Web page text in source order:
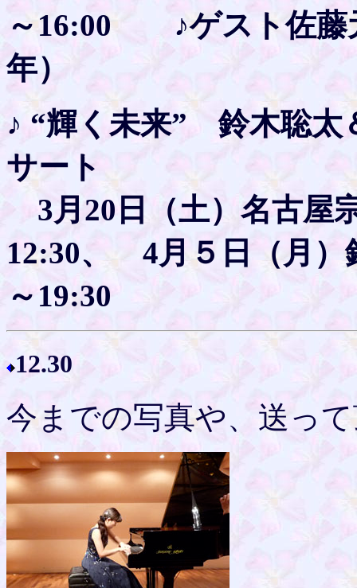
～16:00 ♪ゲスト佐藤
年）
♪ “輝く未来” 鈴木聡太
サート
3月20日（土）名古屋
12:30、 4月５日（月
～19:30
12.30
今までの写真や、送っ